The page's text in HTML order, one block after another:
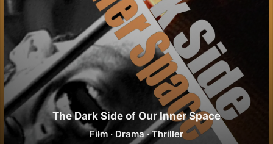
The Dark Side of Our Inner Space
Film · Drama ·Thriller